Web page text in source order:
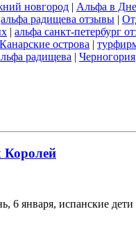
новгород | Альфа в
альфа радищева отзывы |
| альфа санкт-петербург
Канарские острова |
радищева | Черногория
Королей
6 января, испанские